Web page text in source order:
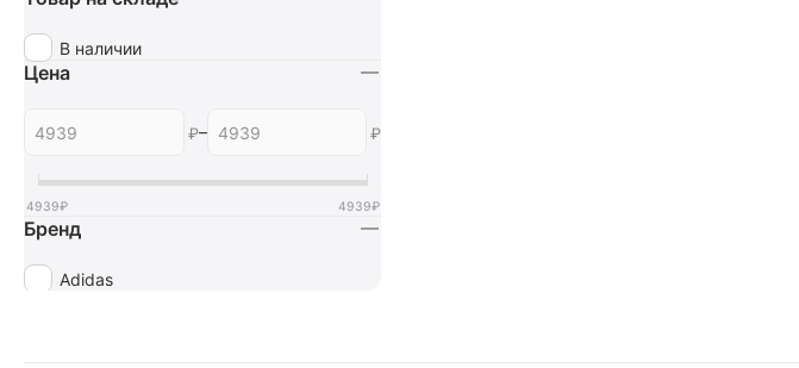
В наличии
Цена
₽– ₽
4939₽ 4939₽
Бренд
Adidas